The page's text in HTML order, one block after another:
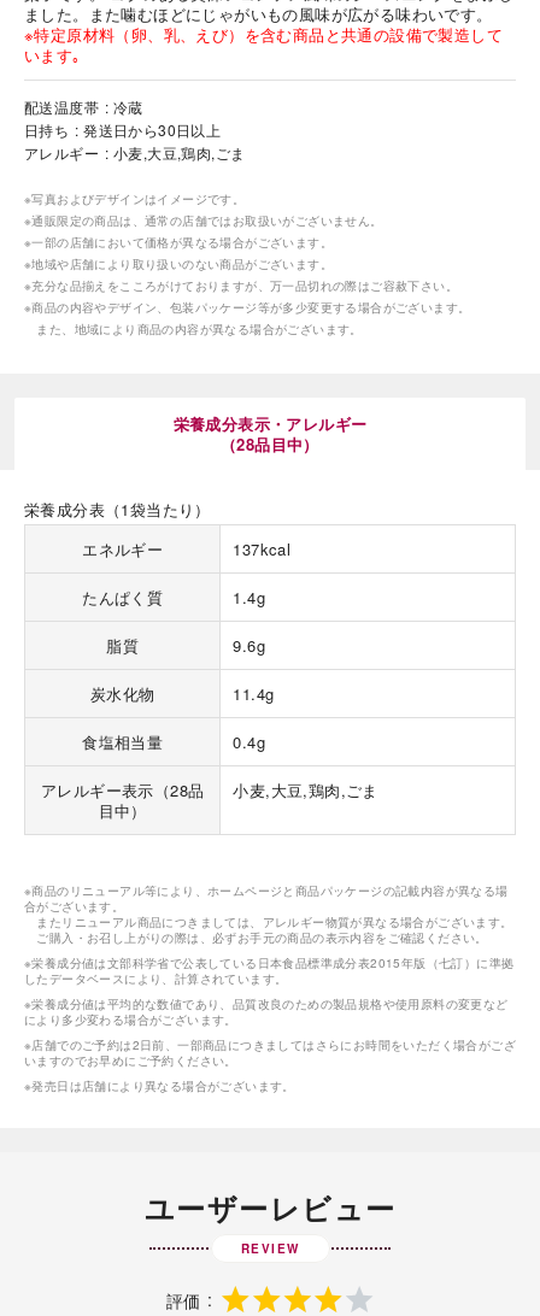
ました。また噛むほどにじゃがいもの風味が広がる味わいです。
※特定原材料（卵、乳、えび）を含む商品と共通の設備で製造して
います｡
配送温度帯
冷蔵
日持ち
発送日から30日以上
アレルギー
小麦,大豆,鶏肉,ごま
※写真およびデザインはイメージです。
※通販限定の商品は、通常の店舗ではお取扱いがございません。
※一部の店舗において価格が異なる場合がございます。
※地域や店舗により取り扱いのない商品がございます。
※充分な品揃えをこころがけておりますが、万一品切れの際はご容赦下さい。
※商品の内容やデザイン、包装パッケージ等が多少変更する場合がございます。
また、地域により商品の内容が異なる場合がございます。
栄養成分表示・アレルギー
（28品目中）
栄養成分表（1袋当たり）
エネルギー
137kcal
たんぱく質 1.4g
脂質 9.6g
炭水化物 11.4g
食塩相当量 0.4g
アレルギー表示（28品
目中）
小麦,大豆,鶏肉,ごま
※商品のリニューアル等により、ホームページと商品パッケージの記載内容が異なる場
合がございます。
またリニューアル商品につきましては、アレルギー物質が異なる場合がございます。
ご購入・お召し上がりの際は、必ずお手元の商品の表示内容をご確認ください。
※栄養成分値は文部科学省で公表している日本食品標準成分表2015年版（七訂）に準拠
したデータベースにより、計算されています。
※栄養成分値は平均的な数値であり、品質改良のための製品規格や使用原料の変更など
により多少変わる場合がございます。
※店舗でのご予約は2日前、一部商品につきましてはさらにお時間をいただく場合がござ
いますのでお早めにご予約ください。
※発売日は店舗により異なる場合がございます。
ユーザーレビュー
REVIEW
評価
岳や末広がりを意味す
雄大な八ヶ岳山麓の自
る、こだわりのスイー
海外 Overseas shops
UAE
Thailand
Vietnam